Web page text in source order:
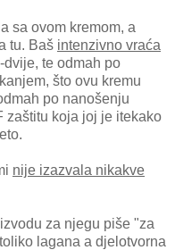
sa ovom kremom, a
tu. Baš intenzivno vraća
dvije, te odmah po
što ovu kremu
po nanošenju
zaštitu koja joj je itekako
nije izazvala nikakve
za njegu piše "za
lagana a djelotvorna